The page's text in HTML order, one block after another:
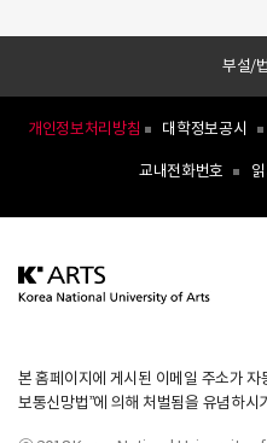
개인정보처리방침 대학정보공시
교내전화번호
부설/
본 홈페이지에 게시된 이메일 주소가
보통신망법”에 의해 처벌됨을 유념하시